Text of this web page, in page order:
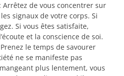
: Arrêtez de vous concentrer sur
signaux de votre corps. Si
Si vous êtes satisfaite,
et la conscience de soi.
le temps de savourer
ne se manifeste pas
plus lentement, vous